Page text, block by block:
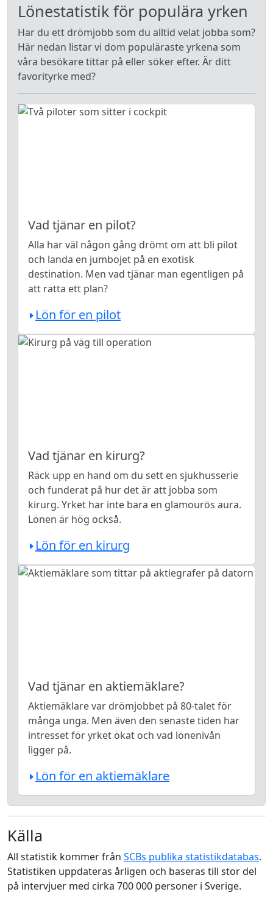
Lönestatistik för populära yrken
Har du ett drömjobb som du alltid velat jobba som?
Här nedan listar vi dom populäraste yrkena som
våra besökare tittar på eller söker efter. Är ditt
favorityrke med?
Vad tjänar en pilot?
Alla har väl någon gång drömt om att bli pilot
och landa en jumbojet på en exotisk
destination. Men vad tjänar man egentligen på
att ratta ett plan?
Lön för en pilot
Vad tjänar en kirurg?
Räck upp en hand om du sett en sjukhusserie
och funderat på hur det är att jobba som
kirurg. Yrket har inte bara en glamourös aura.
Lönen är hög också.
Lön för en kirurg
Vad tjänar en aktiemäklare?
Aktiemäklare var drömjobbet på 80-talet för
många unga. Men även den senaste tiden har
intresset för yrket ökat och vad lönenivån
ligger på.
Lön för en aktiemäklare
Källa
All statistik kommer från SCBs publika statistikdatabas.
Statistiken uppdateras årligen och baseras till stor del
på intervjuer med cirka 700 000 personer i Sverige.